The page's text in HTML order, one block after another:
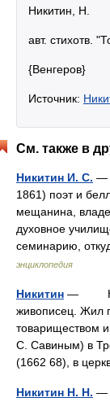
Никитин, Н.
авт. стихотв.
{Венгеров}
Источник:
См. также в
Никитин И. С. —
1861) поэт и
мещанина,
духовное
семинарию,
энциклопедия
Никитин —
живописец. Жил
товариществом
С. Савиным) в
(1662 68), в
Никитин Н. Н. —